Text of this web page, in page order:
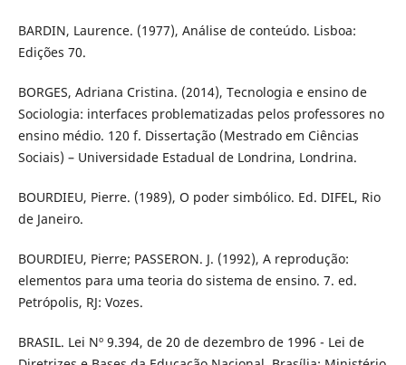
BARDIN, Laurence. (1977), Análise de conteúdo. Lisboa:
Edições 70.
BORGES, Adriana Cristina. (2014), Tecnologia e ensino de
Sociologia: interfaces problematizadas pelos professores no
ensino médio. 120 f. Dissertação (Mestrado em Ciências
Sociais) – Universidade Estadual de Londrina, Londrina.
BOURDIEU, Pierre. (1989), O poder simbólico. Ed. DIFEL, Rio
de Janeiro.
BOURDIEU, Pierre; PASSERON. J. (1992), A reprodução:
elementos para uma teoria do sistema de ensino. 7. ed.
Petrópolis, RJ: Vozes.
BRASIL. Lei Nº 9.394, de 20 de dezembro de 1996 - Lei de